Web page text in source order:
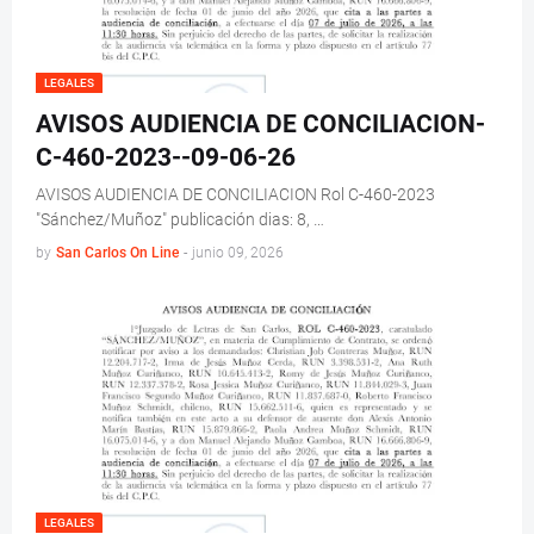
LEGALES
AVISOS AUDIENCIA DE CONCILIACION-
C-460-2023--09-06-26
AVISOS AUDIENCIA DE CONCILIACION Rol C-460-2023
"Sánchez/Muñoz" publicación dias: 8, …
by San Carlos On Line - junio 09, 2026
LEGALES